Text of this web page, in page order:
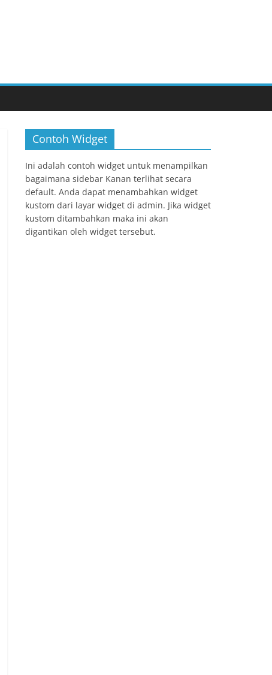
Contoh Widget
Ini adalah contoh widget untuk menampilkan
bagaimana sidebar Kanan terlihat secara
default. Anda dapat menambahkan widget
kustom dari layar widget di admin. Jika widget
kustom ditambahkan maka ini akan
digantikan oleh widget tersebut.